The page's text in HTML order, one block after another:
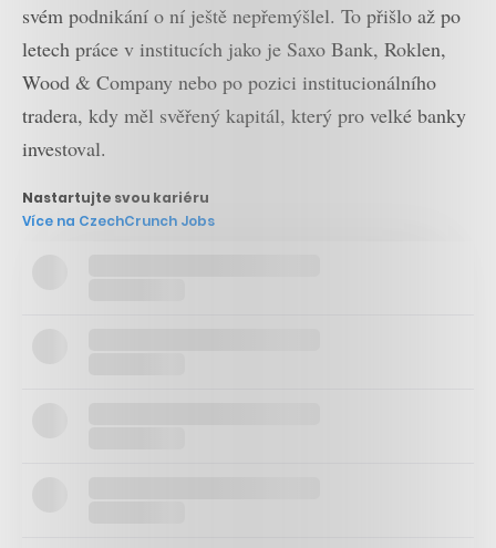
svém podnikání o ní ještě nepřemýšlel. To přišlo až po
letech práce v institucích jako je Saxo Bank, Roklen,
Wood & Company nebo po pozici institucionálního
tradera, kdy měl svěřený kapitál, který pro velké banky
investoval.
Nastartujte svou kariéru
Více na CzechCrunch Jobs